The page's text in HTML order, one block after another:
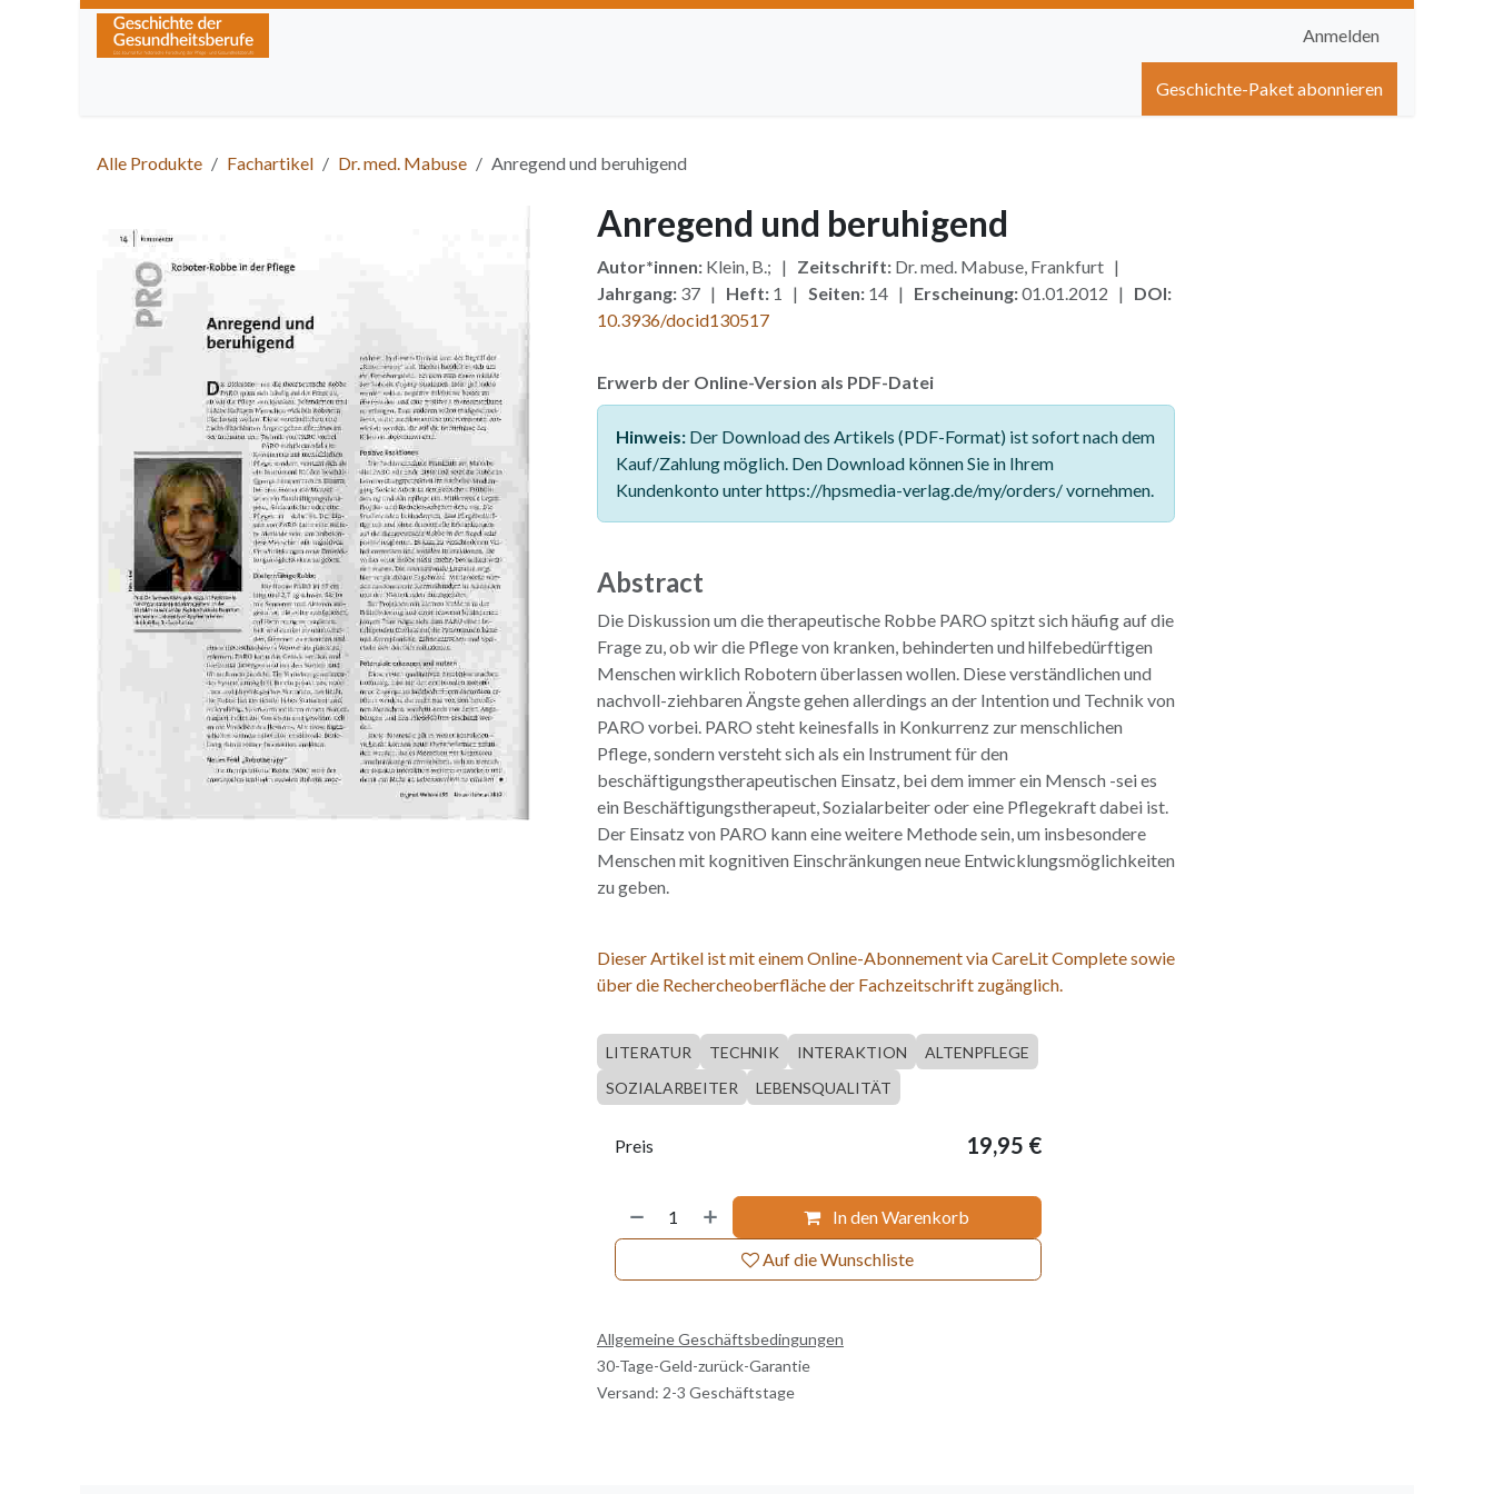
Zum Inhalt springen
Anmelden
Hilfe
Geschichte-Paket abonnieren
Alle Produkte Fachartikel Dr. med. Mabuse Anregend und beruhigend
Anregend und beruhigend
Autor*innen:Klein, B.; | Zeitschrift:Dr. med. Mabuse, Frankfurt |
Jahrgang:37 | Heft:1 | Seiten:14 | Erscheinung:01.01.2012 | DOI:
10.3936/docid130517
Erwerb der Online-Version als PDF-Datei
Hinweis:Der Download des Artikels (PDF-Format) ist sofort nach dem
Kauf/Zahlung möglich. Den Download können Sie in Ihrem
Kundenkonto unter https://hpsmedia-verlag.de/my/orders/ vornehmen.
Abstract
Die Diskussion um die therapeutische Robbe PARO spitzt sich häufig auf die
Frage zu, ob wir die Pflege von kranken, behinderten und hilfebedürftigen
Menschen wirklich Robotern überlassen wollen. Diese verständlichen und
nachvoll-ziehbaren Ängste gehen allerdings an der Intention und Technik von
PARO vorbei. PARO steht keinesfalls in Konkurrenz zur menschlichen
Pflege, sondern versteht sich als ein Instrument für den
beschäftigungstherapeutischen Einsatz, bei dem immer ein Mensch -sei es
ein Beschäftigungstherapeut, Sozialarbeiter oder eine Pflegekraft dabei ist.
Der Einsatz von PARO kann eine weitere Methode sein, um insbesondere
Menschen mit kognitiven Einschränkungen neue Entwicklungsmöglichkeiten
zu geben.
Dieser Artikel ist mit einem Online-Abonnement via CareLit Complete sowie
über die Rechercheoberfläche der Fachzeitschrift zugänglich.
LITERATUR TECHNIK INTERAKTION
ALTENPFLEGE
SOZIALARBEITER
LEBENSQUALITÄT
In den Warenkorb
Auf die Wunschliste
Preis 19,95 €
Allgemeine Geschäftsbedingungen
30-Tage-Geld-zurück-Garantie
Versand: 2-3 Geschäftstage